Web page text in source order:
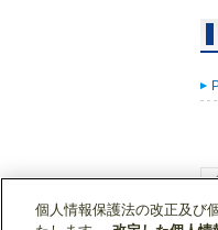
個人情報保護法の改正及び